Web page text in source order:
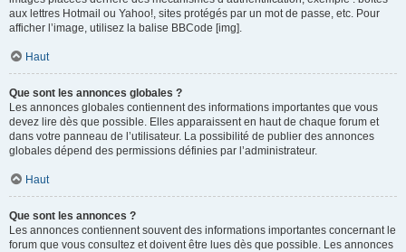
aux lettres Hotmail ou Yahoo!, sites protégés par un mot de passe, etc. Pour
afficher l’image, utilisez la balise BBCode [img].
Haut
Que sont les annonces globales ?
Les annonces globales contiennent des informations importantes que vous
devez lire dès que possible. Elles apparaissent en haut de chaque forum et
dans votre panneau de l’utilisateur. La possibilité de publier des annonces
globales dépend des permissions définies par l’administrateur.
Haut
Que sont les annonces ?
Les annonces contiennent souvent des informations importantes concernant le
forum que vous consultez et doivent être lues dès que possible. Les annonces